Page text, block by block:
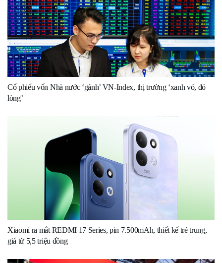
Cổ phiếu vốn Nhà nước ‘gánh’ VN-Index, thị trường ‘xanh vỏ, đỏ
lòng’
Xiaomi ra mắt REDMI 17 Series, pin 7.500mAh, thiết kế trẻ trung,
giá từ 5,5 triệu đồng